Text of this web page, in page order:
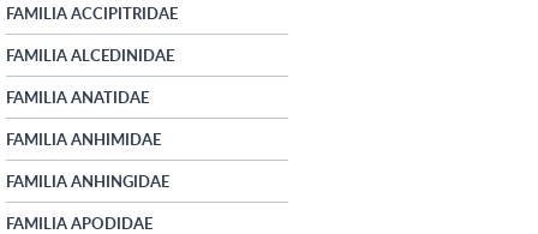
FAMILIA ACCIPITRIDAE
FAMILIA ALCEDINIDAE
FAMILIA ANATIDAE
FAMILIA ANHIMIDAE
FAMILIA ANHINGIDAE
FAMILIA APODIDAE